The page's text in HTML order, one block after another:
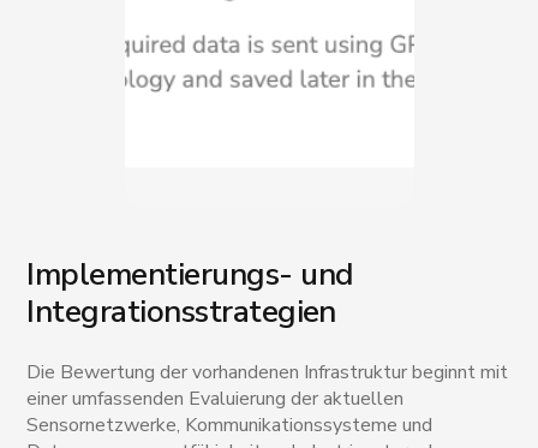
Implementierungs- und
Integrationsstrategien
Die Bewertung der vorhandenen Infrastruktur beginnt mit
einer umfassenden Evaluierung der aktuellen
Sensornetzwerke, Kommunikationssysteme und